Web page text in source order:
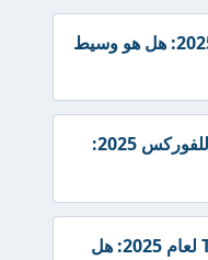
مراجعة Pi Securities لعام 2025: هل هو وسيط
مراجعة شركة إيفست Evest للفوركس 2025:
مراجعة وسيط Trader’s Way لعام 2025: هل